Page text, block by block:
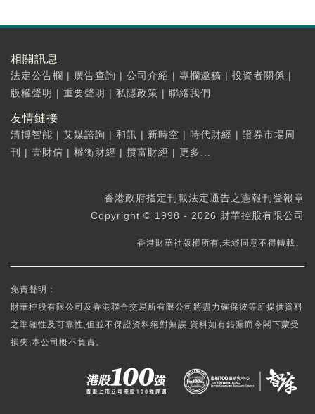
相關訊息
法定公告欄 | 廣告查詢 | 公司介紹 | 專欄邀稿 | 投資者關係 |
版權聲明 | 重要聲明 | 私隱政策 | 聯絡我們
友情鏈接
清博智能 | 艾媒諮詢 | 和訊 | 新時空 | 時代財經 | 證券市場周
刊
| 壹財信 | 權衡財經 | 攬富財經 | 更多...
香港政府指定刊載法定通告之憲報刊登報章
Copyright © 1998 - 2026 財華控股有限公司
香港財華社版權所有,未經同意不得轉載。
免責聲明：
財華控股有限公司及香港聯合交易所有限公司將盡力確保彼等所提供資料
之準確性及可靠性,但並不保證資料絕對無誤,資料如有錯漏而令閣下蒙受
損失,本公司概不負責。